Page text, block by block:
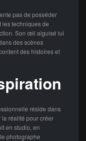
pas de posséder
techniques de
Son œil aiguisé lui
des scènes
des histoires et
réside dans
réalité pour créer
en studio, en
photographe